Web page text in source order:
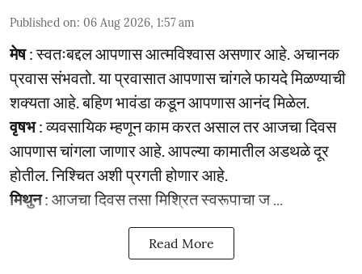
Published on: 06 Aug 2026, 1:57 am
मेष: स्वतःबद्दल आपणास आत्मविश्वास असणार आहे. अचानक
प्रवास संभवतो. या प्रवासात आपणास चांगले फायदे मिळण्याची
शक्यता आहे. बहिण भावंडा कडून आपणास आनंद मिळेल.
वृषभ: व्यवसायिक म्हणून काम करत असाल तर आजचा दिवस
आपणास चांगला जाणार आहे. आपल्या कामातील अडथळे दूर
होतील. निश्चित अशी प्रगती होणार आहे.
मिथुन: आजचा दिवस तसा मिश्रित स्वरूपाचा ज ...
Read More